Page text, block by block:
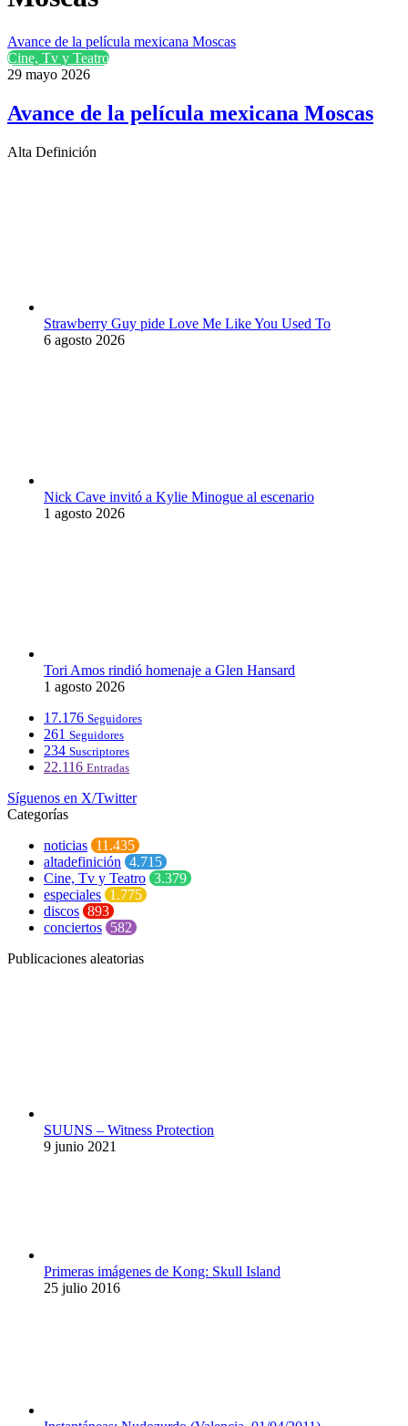
Avance de la película mexicana Moscas
Cine, Tv y Teatro
29 mayo 2026
Avance de la película mexicana Moscas
Alta Definición
Strawberry Guy pide Love Me Like You Used To
6 agosto 2026
Nick Cave invitó a Kylie Minogue al escenario
1 agosto 2026
Tori Amos rindió homenaje a Glen Hansard
1 agosto 2026
17.176 Seguidores
261 Seguidores
234 Suscriptores
22.116 Entradas
Síguenos en X/Twitter
Categorías
noticias 11.435
altadefinición 4.715
Cine, Tv y Teatro 3.379
especiales 1.775
discos 893
conciertos 582
Publicaciones aleatorias
SUUNS – Witness Protection
9 junio 2021
Primeras imágenes de Kong: Skull Island
25 julio 2016